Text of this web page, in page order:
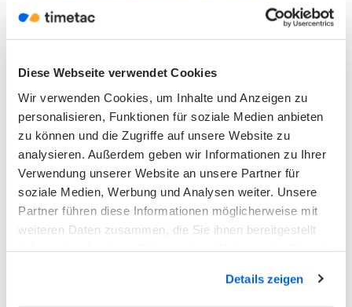
Diese Webseite verwendet Cookies
Wir verwenden Cookies, um Inhalte und Anzeigen zu
personalisieren, Funktionen für soziale Medien anbieten
zu können und die Zugriffe auf unsere Website zu
analysieren. Außerdem geben wir Informationen zu Ihrer
Verwendung unserer Website an unsere Partner für
soziale Medien, Werbung und Analysen weiter. Unsere
Partner führen diese Informationen möglicherweise mit
weiteren Daten zusammen, die Sie ihnen bereitgestellt
Details zeigen
Abwesenheit gutgeschrieben bekommt. Das ist
Überstundenkonto korrekt dargestellt wird.
Das Feld Stundengutschrift finden Sie bei